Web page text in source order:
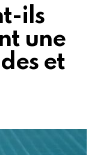
ils
une
et